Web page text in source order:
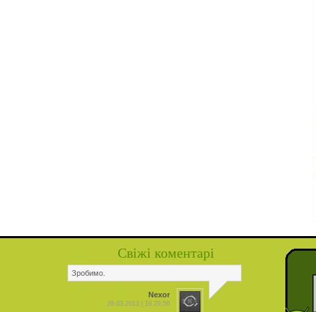
Свіжі коментарі
Зробимо.
Nexor
28.03.2013 | 19.29.56